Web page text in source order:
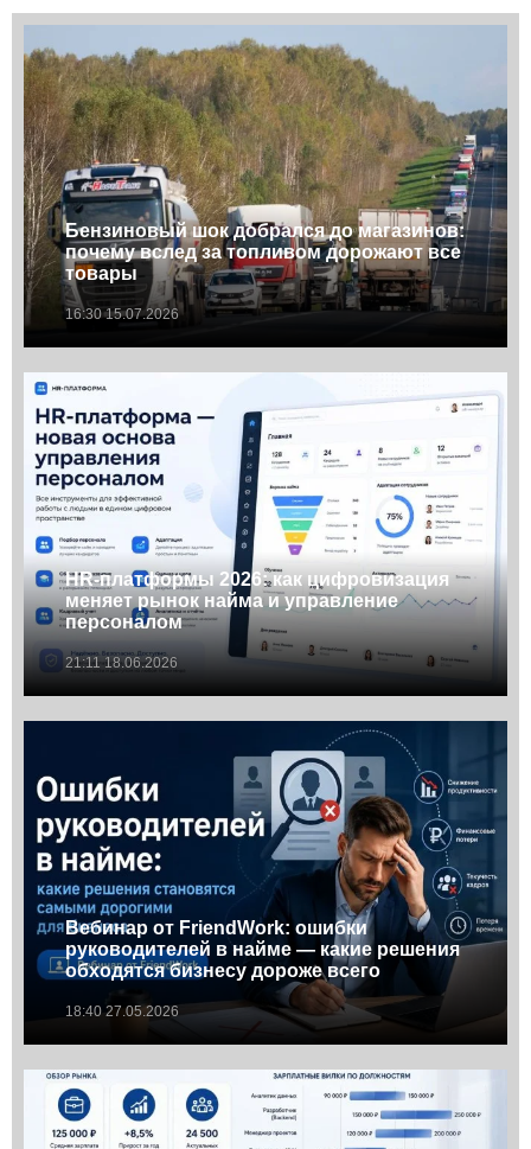
Бензиновый шок добрался до магазинов:
почему вслед за топливом дорожают все
товары
16:30 15.07.2026
HR-платформы 2026: как цифровизация
меняет рынок найма и управление
персоналом
21:11 18.06.2026
Вебинар от FriendWork: ошибки
руководителей в найме — какие решения
обходятся бизнесу дороже всего
18:40 27.05.2026